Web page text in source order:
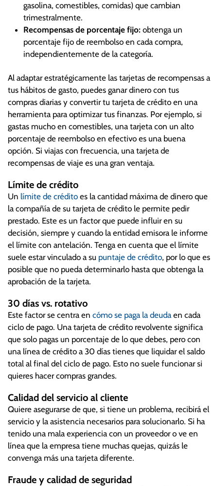
gasolina, comestibles, comidas) que cambian
trimestralmente.
Recompensas de porcentaje fijo: obtenga un
porcentaje fijo de reembolso en cada compra,
independientemente de la categoría.
Al adaptar estratégicamente las tarjetas de recompensas a
tus hábitos de gasto, puedes ganar dinero con tus
compras diarias y convertir tu tarjeta de crédito en una
herramienta para optimizar tus finanzas. Por ejemplo, si
gastas mucho en comestibles, una tarjeta con un alto
porcentaje de reembolso en efectivo es una buena
opción. Si viajas con frecuencia, una tarjeta de
recompensas de viaje es una gran ventaja.
Límite de crédito
Un límite de crédito es la cantidad máxima de dinero que
la compañía de su tarjeta de crédito le permite pedir
prestado. Este es un factor que puede influir en su
decisión, siempre y cuando la entidad emisora ​​le informe
el límite con antelación. Tenga en cuenta que el límite
suele estar vinculado a su puntaje de crédito, por lo que es
posible que no pueda determinarlo hasta que obtenga la
aprobación de la tarjeta.
30 días vs. rotativo
Este factor se centra en cómo se paga la deuda en cada
ciclo de pago. Una tarjeta de crédito revolvente significa
que solo pagas un porcentaje de lo que debes, pero con
una línea de crédito a 30 días tienes que liquidar el saldo
total al final del ciclo de pago. Esto no suele funcionar si
quieres hacer compras grandes.
Calidad del servicio al cliente
Quiere asegurarse de que, si tiene un problema, recibirá el
servicio y la asistencia necesarios para solucionarlo. Si ha
tenido una mala experiencia con un proveedor o ve en
línea que la empresa tiene muchas quejas, quizás le
convenga más una tarjeta diferente.
Fraude y calidad de seguridad